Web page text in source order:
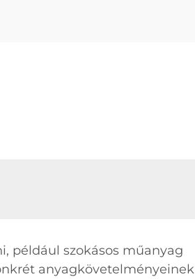
például szokásos műanyag
anyagkövetelményeinek